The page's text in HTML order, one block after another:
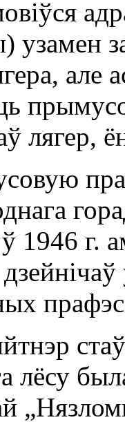
узамен
лягер,
1946 г.
лёсу